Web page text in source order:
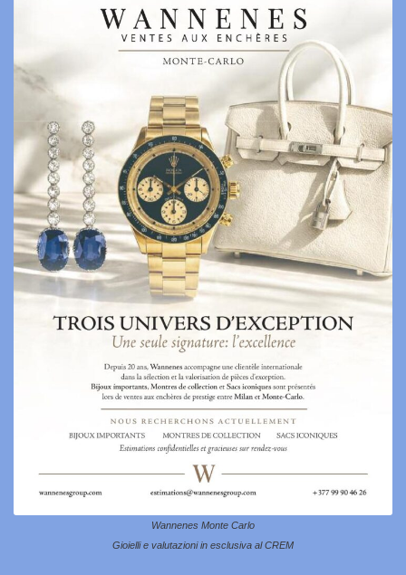
Wannenes Monte Carlo
Gioielli e valutazioni in esclusiva al CREM